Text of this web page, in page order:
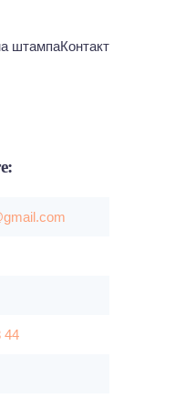
штампаКонтакт
44